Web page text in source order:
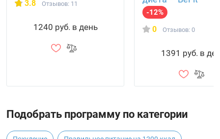
3.8 Отзывов: 11
1240 руб. в день
-12%
0 Отзывов: 0
1391 руб. в
Подобрать программу по категории